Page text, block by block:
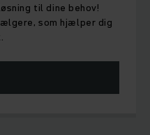
til dine behov!
som hjælper dig